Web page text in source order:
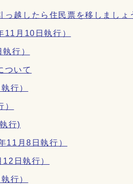
越したら住民票を移しましょ
11月10日執行）
行）
ついて
行）
行)
11月8日執行）
日執行）
行）